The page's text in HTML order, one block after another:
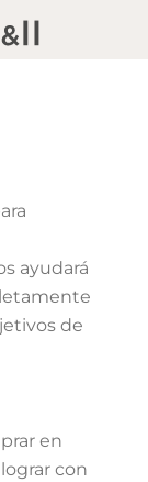
ayudará
de
en
con